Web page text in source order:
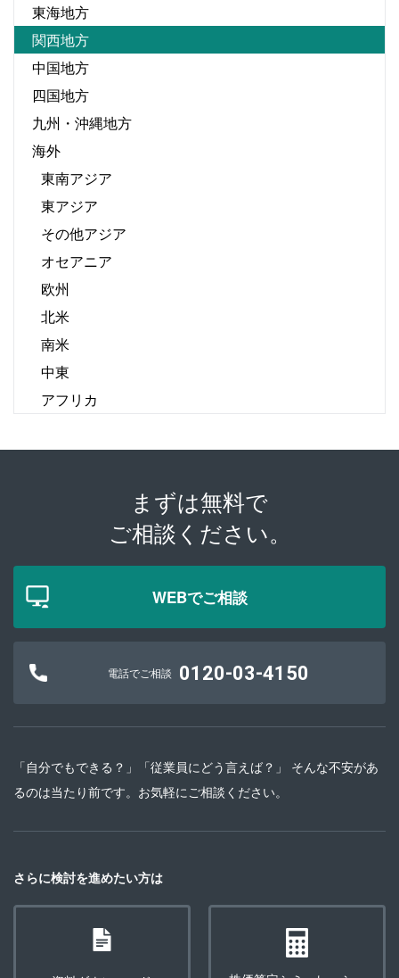
東海地方
関西地方
中国地方
四国地方
九州・沖縄地方
海外
東南アジア
東アジア
その他アジア
オセアニア
欧州
北米
南米
中東
アフリカ
まずは無料で
ご相談ください。
WEBでご相談
電話でご相談 0120-03-4150
「自分でもできる？」「従業員にどう言えば？」 そんな不安があ
るのは当たり前です。お気軽にご相談ください。
さらに検討を進めたい方は